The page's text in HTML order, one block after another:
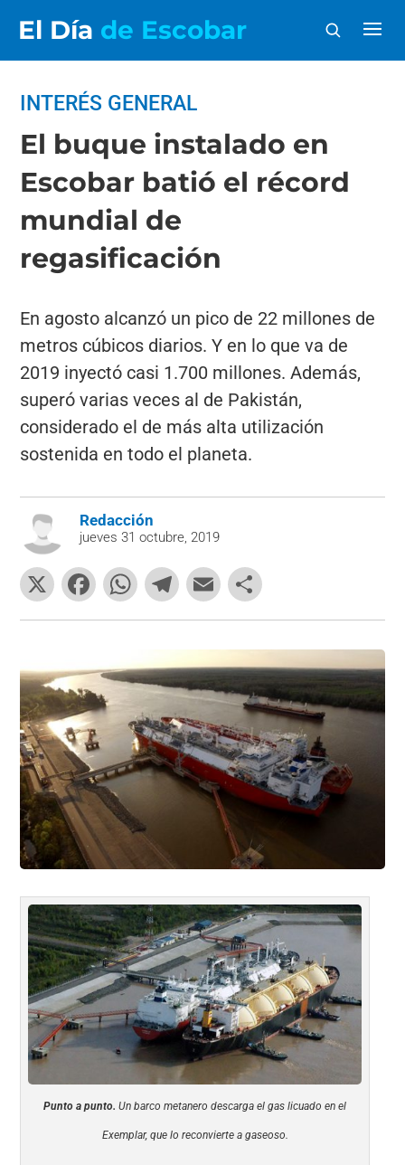
El Día de Escobar
INTERÉS GENERAL
El buque instalado en
Escobar batió el récord
mundial de
regasificación
En agosto alcanzó un pico de 22 millones de
metros cúbicos diarios. Y en lo que va de
2019 inyectó casi 1.700 millones. Además,
superó varias veces al de Pakistán,
considerado el de más alta utilización
sostenida en todo el planeta.
Redacción
jueves 31 octubre, 2019
X
F
a
e
b
o
o
k
W
h
s
A
p
p
T
el
e
gr
a
m
E
m
ai
l
o
m
p
ar
tir
Punto a punto. Un barco metanero descarga el gas licuado en el
Exemplar, que lo reconvierte a gaseoso.